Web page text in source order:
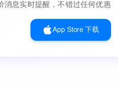
消息实时提醒，不错过任何优惠
App Store 下载